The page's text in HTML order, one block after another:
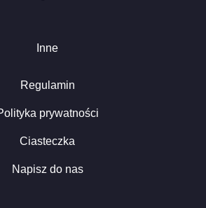
Inne
Regulamin
prywatności
Ciasteczka
Napisz do nas